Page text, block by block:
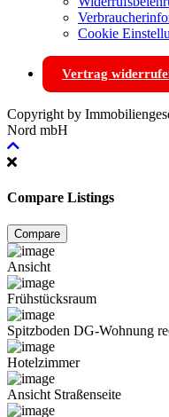
Cookie
Vertrag
Copyright by
Nord mbH
Compare Listings
Compare
Ansicht
Frühstücksraum
Spitzboden DG-Wohnung
Hotelzimmer
Ansicht Straßenseite